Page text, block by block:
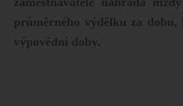
průměrného výdělku za dobu,
výpovědní doby.